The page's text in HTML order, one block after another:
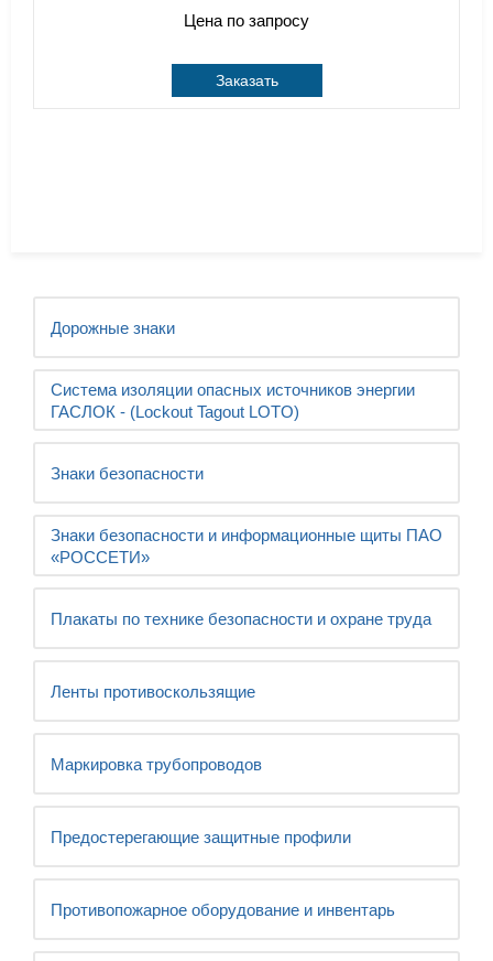
Дорожные знаки
Система изоляции опасных источников энергии
ГАСЛОК - (Lockout Tagout LOTO)
Знаки безопасности
Знаки безопасности и информационные щиты ПАО
«РОССЕТИ»
Плакаты по технике безопасности и охране труда
Ленты противоскользящие
Маркировка трубопроводов
Предостерегающие защитные профили
Противопожарное оборудование и инвентарь
Цена по запросу
Заказать